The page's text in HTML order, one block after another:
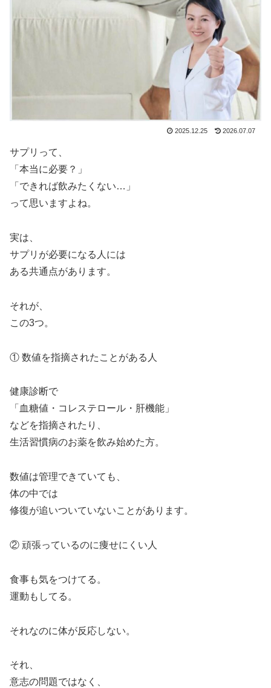
2025.12.25 2026.07.07
サプリって、
「本当に必要？」
「できれば飲みたくない…」
って思いますよね。
実は、
サプリが必要になる人には
ある共通点があります。
それが、
この3つ。
① 数値を指摘されたことがある人
健康診断で
「血糖値・コレステロール・肝機能」
などを指摘されたり、
生活習慣病のお薬を飲み始めた方。
数値は管理できていても、
体の中では
修復が追いついていないことがあります。
② 頑張っているのに痩せにくい人
食事も気をつけてる。
運動もしてる。
それなのに体が反応しない。
それ、
意志の問題ではなく、